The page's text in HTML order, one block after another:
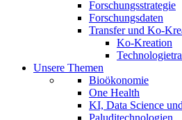
Forschungsstrategie
Forschungsdaten
Transfer und Ko-
Ko-Kreation
Unsere Themen
Bioökonomie
One Health
KI, Data Science
Paluditechnologien